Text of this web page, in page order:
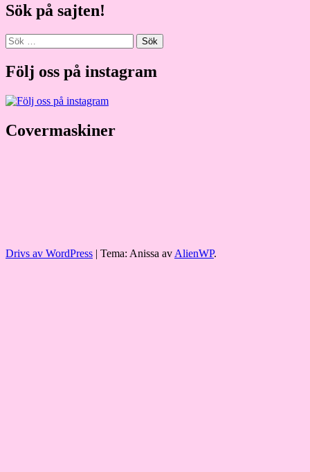
Sök på sajten!
Sök
efter:
Följ oss på instagram
Covermaskiner
Drivs av WordPress Tema: Anissa avAlienWP.